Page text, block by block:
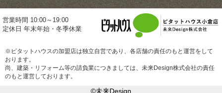
営業時間 10:00～19:00
定休日 年末年始・冬季休業
※ピタットハウスの加盟店は独立自営であり、各店舗の責任のもと運営をして
おります。
尚、建築・リフォーム等の請負業につきましては、未来Design株式会社の責任
のもと運営しております。
©未来Design